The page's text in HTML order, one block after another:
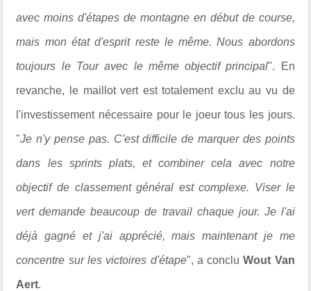
avec moins d'étapes de montagne en début de course,
mais mon état d'esprit reste le même. Nous abordons
toujours le Tour avec le même objectif principal". En
revanche, le maillot vert est totalement exclu au vu de
l'investissement nécessaire pour le joeur tous les jours.
"Je n'y pense pas. C'est difficile de marquer des points
dans les sprints plats, et combiner cela avec notre
objectif de classement général est complexe. Viser le
vert demande beaucoup de travail chaque jour. Je l'ai
déjà gagné et j'ai apprécié, mais maintenant je me
concentre sur les victoires d'étape", a concluWout Van
Aert.